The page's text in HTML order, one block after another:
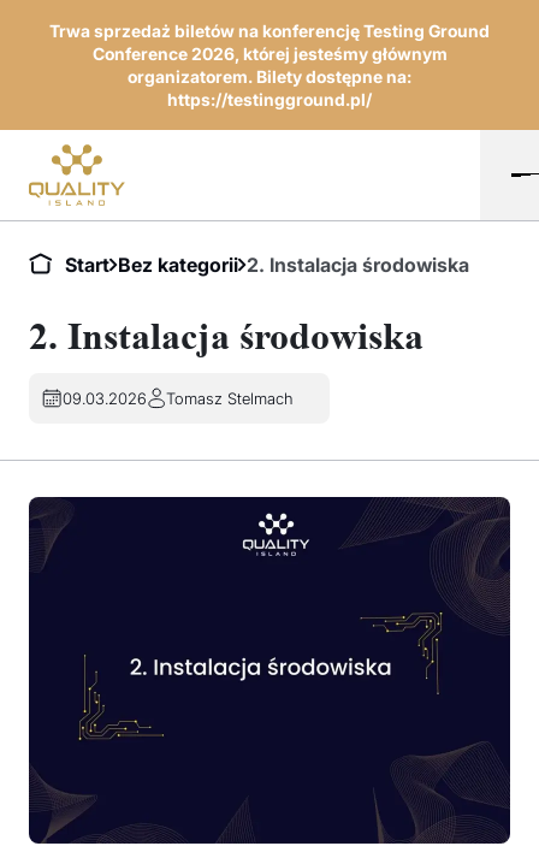
Trwa sprzedaż biletów na konferencję Testing Ground
Conference 2026, której jesteśmy głównym
organizatorem. Bilety dostępne na:
https://testingground.pl/
Start Bez kategorii 2. Instalacja środowiska
2. Instalacja środowiska
09.03.2026 Tomasz Stelmach